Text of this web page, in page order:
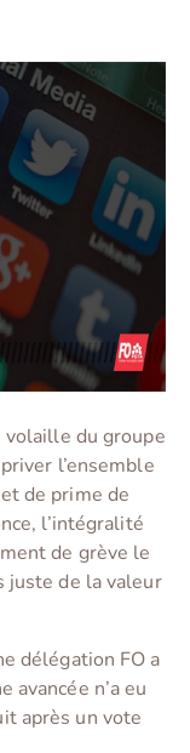
volaille du groupe
l’ensemble
de prime de
l’intégralité
de grève le
juste de la valeur
délégation FO a
avancée n’a eu
après un vote